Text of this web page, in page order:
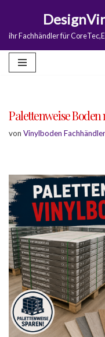
Zum
springen
ihr Fachhändler für
Palettenweise Boden
von Vinylboden Fachhändler